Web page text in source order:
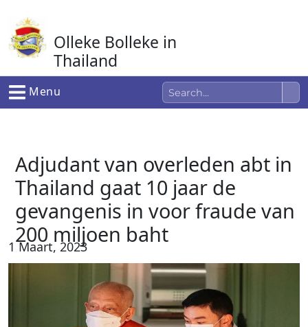
naar
de
inhoud
Olleke Bolleke in
Thailand
In Thailand
Menu
Adjudant van overleden abt in
Thailand gaat 10 jaar de
gevangenis in voor fraude van
200 miljoen baht
1 Maart, 2023